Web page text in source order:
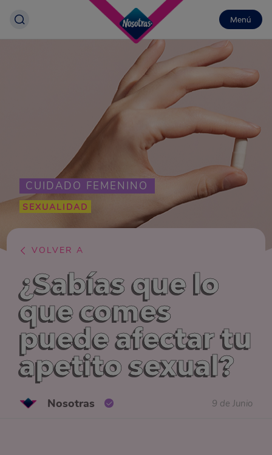
Menú
CUIDADO FEMENINO
SEXUALIDAD
VOLVER A
¿Sabías que lo
que comes
puede afectar tu
apetito sexual?
Nosotras 9 de Junio